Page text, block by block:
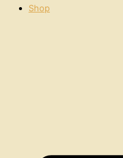
Shop